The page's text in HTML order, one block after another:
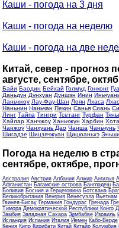
Каши - погода на 3 дня
Каши - погода на неделю
Каши - погода на две
Китай, север - прогноз
августе, сентябре,
Байи Баодин Бейхай Голмуд Гонконг
Даньдун Дунхуан Дуншэн Инин
Ланьчжоу Лау-Фау-Шан Лоян Лхаса
Наньнин Наньчан Пекин Санья Сиань
Линг Тайпа Тингри Тсетанг Турфан
Хайлар Ханчжоу Ханьчжун Харбин
Чанжоу Чанхуань Дао Чанша Чаньчунь
Шигадзе Шицзячжуан Щицюаньхэ Эньши
Погода на неделю в
сентябре, октябре,
Австралия Австрия Албания Алжир Ангилья
Афганистан Багамские острова Бангладеш
Боливия Босния и Герцеговина Ботсвана
Великобритания Венгрия Венесуэла Вьетнам
Гвинея-Бисау Германия Гондурас Гренада
Тимора Демократической Республики Конго
Замбия Западная Сахара Зимбабве Израиль
Исландия Испания Италия Йемен Кабо-Верде
Кения Кипр Кирибати Китай Китайр Колумбия